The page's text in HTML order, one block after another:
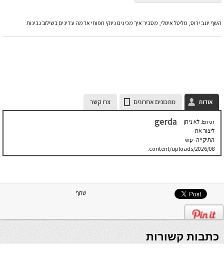
השף יוגב ירוס, מליטל איטלי, מסביר איך מכינים ניוקי תפוחי אדמה עדינים בשילוב גבינות
אודות מתכונים אחרונים צרו קשר
Error: לא ניתן
ליצור את
התיקייה wp-
content/uploads/2026/08.
יש לבדוק
gerda
שתף
כתבות קשורות